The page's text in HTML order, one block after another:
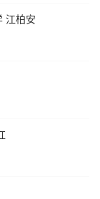
江柏安